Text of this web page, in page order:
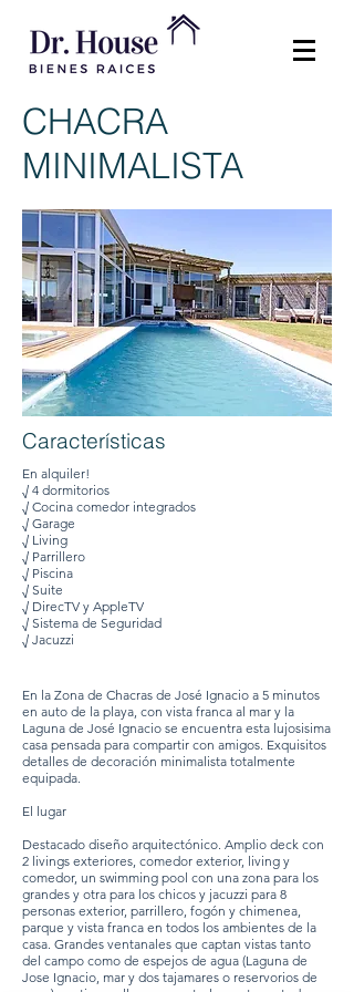
CHACRA
MINIMALISTA
Características
En alquiler!
√ 4 dormitorios
√ Cocina comedor integrados
√ Garage
√ Living
√ Parrillero
√ Piscina
√ Suite
√ DirecTV y AppleTV
√ Sistema de Seguridad
√ Jacuzzi
En la Zona de Chacras de José Ignacio a 5 minutos
en auto de la playa, con vista franca al mar y la
Laguna de José Ignacio se encuentra esta lujosisima
casa pensada para compartir con amigos. Exquisitos
detalles de decoración minimalista totalmente
equipada.
El lugar
Destacado diseño arquitectónico. Amplio deck con
2 livings exteriores, comedor exterior, living y
comedor, un swimming pool con una zona para los
grandes y otra para los chicos y jacuzzi para 8
personas exterior, parrillero, fogón y chimenea,
parque y vista franca en todos los ambientes de la
casa. Grandes ventanales que captan vistas tanto
del campo como de espejos de agua (Laguna de
Jose Ignacio, mar y dos tajamares o reservorios de